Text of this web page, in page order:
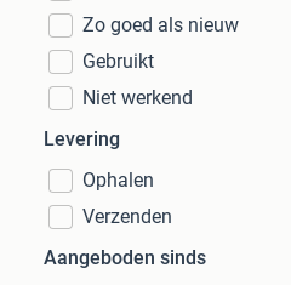
Zo goed als nieuw
Gebruikt
Niet werkend
Levering
Ophalen
Verzenden
Aangeboden sinds